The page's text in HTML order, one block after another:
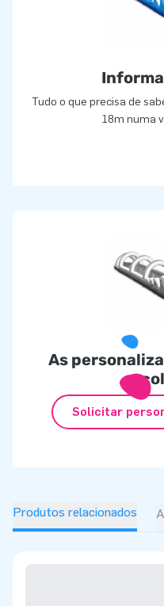
únicos. Os nossos clientes
profissional e de entrega.
Tudo o que precisa de
18m numa
As
Solicitar
Produtos relacionados